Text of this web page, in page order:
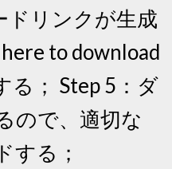
ドリンクが生成
to download
る； Step 5：ダ
ので、適切な
する；